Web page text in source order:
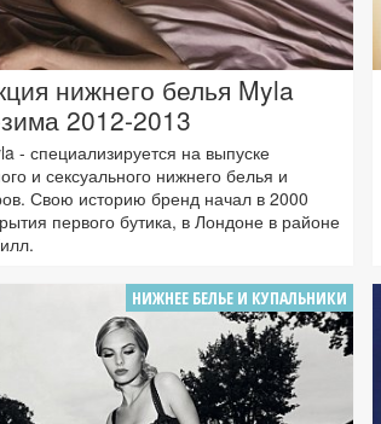
нижнего белья Myla
2012-2013
- специализируется на выпуске
и сексуального нижнего белья и
Свою историю бренд начал в 2000
первого бутика, в Лондоне в районе
НИЖНЕЕ БЕЛЬЕ И КУПАЛЬНИКИ